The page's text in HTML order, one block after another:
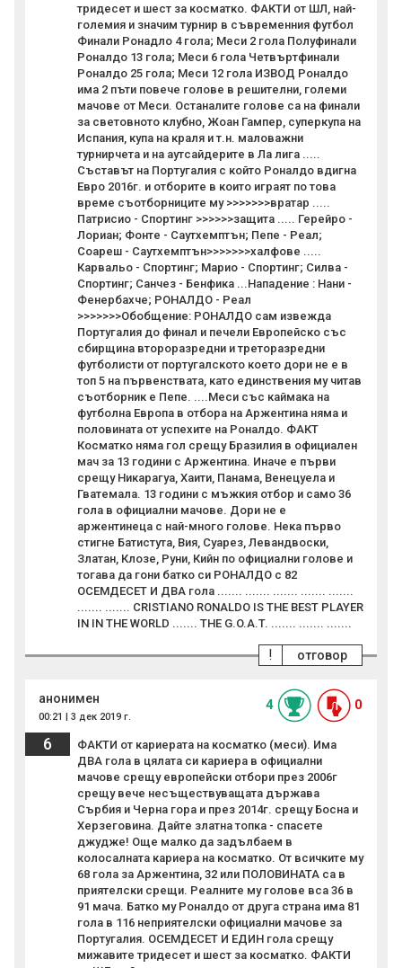
тридесет и шест за косматко. ФАКТИ от ШЛ, най-
големия и значим турнир в съвременния футбол
Финали Ронадло 4 гола; Меси 2 гола Полуфинали
Роналдо 13 гола; Меси 6 гола Четвъртфинали
Роналдо 25 гола; Меси 12 гола ИЗВОД Роналдо
има 2 пъти повече голове в решителни, големи
мачове от Меси. Останалите голове са на финали
за световното клубно, Жоан Гампер, суперкупа на
Испания, купа на краля и т.н. маловажни
турнирчета и на аутсайдерите в Ла лига .....
Съставът на Португалия с който Роналдо вдигна
Евро 2016г. и отборите в които играят по това
време съотборниците му >>>>>>>вратар .....
Патрисио - Спортинг >>>>>>защита ..... Герейро -
Лориан; Фонте - Саутхемптън; Пепе - Реал;
Соареш - Саутхемптън>>>>>>>халфове .....
Карвальо - Спортинг; Марио - Спортинг; Силва -
Спортинг; Санчез - Бенфика ...Нападение : Нани -
Фенербахче; РОНАЛДО - Реал
>>>>>>>Обобщение: РОНАЛДО сам извежда
Португалия до финал и печели Европейско със
сбирщина второразредни и треторазредни
футболисти от португалското което дори не е в
топ 5 на първенствата, като единствения му читав
съотборник е Пепе. ....Меси със каймака на
футболна Европа в отбора на Аржентина няма и
половината от успехите на Роналдо. ФАКТ
Косматко няма гол срещу Бразилия в официален
мач за 13 години с Аржентина. Иначе е първи
срещу Никарагуа, Хаити, Панама, Венецуела и
Гватемала. 13 години с мъжкия отбор и само 36
гола в официални мачове. Дори не е
аржентинеца с най-много голове. Нека първо
стигне Батистута, Вия, Суарез, Левандвоски,
Златан, Клозе, Руни, Кийн по официални голове и
тогава да гони батко си РОНАЛДО с 82
ОСЕМДЕСЕТ И ДВА гола ....... ....... ....... ....... .......
....... ....... CRISTIANO RONALDO IS THE BEST PLAYER
IN IN THE WORLD ....... THE G.O.A.T. ....... ....... .......
отговор
!
анонимен
00:21 | 3 дек 2019 г.
4 0
6
ФАКТИ от кариерата на косматко (меси). Има
ДВА гола в цялата си кариера в официални
мачове срещу европейски отбори през 2006г
срещу вече несъществуващата държава
Сърбия и Черна гора и през 2014г. срещу Босна и
Херзеговина. Дайте златна топка - спасете
джудже! Още малко да задълбаем в
колосалната кариера на косматко. От всичките му
68 гола за Аржентина, 32 или ПОЛОВИНАТА са в
приятелски срещи. Реалните му голове вса 36 в
91 мача. Батко му Роналдо от друга страна има 81
гола в 116 неприятелски официални мачове за
Португалия. ОСЕМДЕСЕТ И ЕДИН гола срещу
мижавите тридесет и шест за косматко. ФАКТИ